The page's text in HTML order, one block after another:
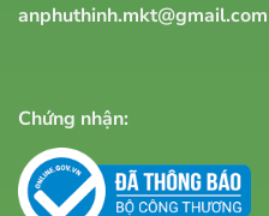
anphuthinh.mkt@gmail.com
Chứng nhận: